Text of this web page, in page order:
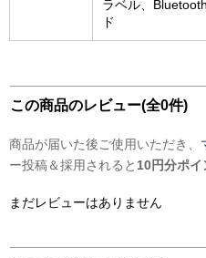
ラベル、
ド
この商品のレビュー(全0件)
商品が届いた後ご使用いただき、
ー投稿＆採用されると 10円分ポイ
まだレビューはありません